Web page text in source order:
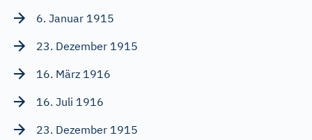
6. Januar 1915
23. Dezember 1915
16. März 1916
16. Juli 1916
23. Dezember 1915